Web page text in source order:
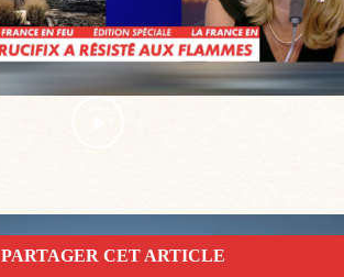
PARTAGER CET ARTICLE